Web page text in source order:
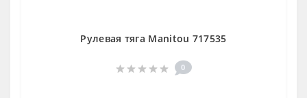
Рулевая тяга Manitou 717535
0